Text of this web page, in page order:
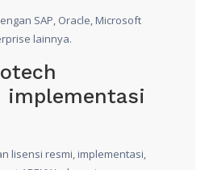
SAP, Oracle, Microsoft
lainnya.
implementasi
lisensi resmi, implementasi,